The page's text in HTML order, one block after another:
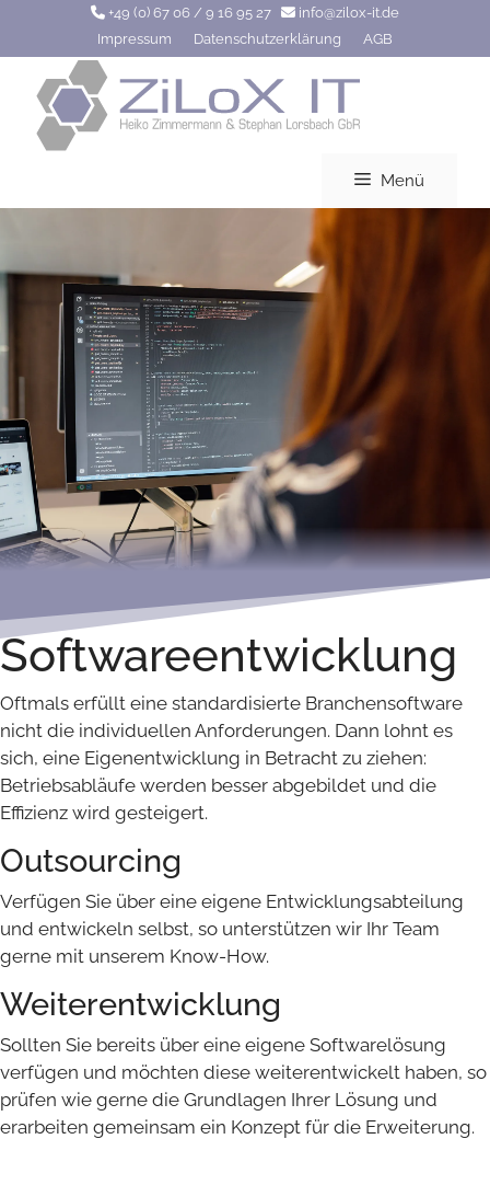
springen
+49 (0) 67 06 / 9 16 95 27
info@zilox-it.de
Impressum
Datenschutzerklärung AGB
Menü
Softwareentwicklung
Oftmals erfüllt eine standardisierte Branchensoftware
nicht die individuellen Anforderungen. Dann lohnt es
sich, eine Eigenentwicklung in Betracht zu ziehen:
Betriebsabläufe werden besser abgebildet und die
Effizienz wird gesteigert.
Outsourcing
Verfügen Sie über eine eigene Entwicklungsabteilung
und entwickeln selbst, so unterstützen wir Ihr Team
gerne mit unserem Know-How.
Weiterentwicklung
Sollten Sie bereits über eine eigene Softwarelösung
verfügen und möchten diese weiterentwickelt haben, so
prüfen wie gerne die Grundlagen Ihrer Lösung und
erarbeiten gemeinsam ein Konzept für die Erweiterung.